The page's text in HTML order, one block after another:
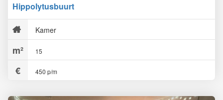
Hippolytusbuurt
Kamer
15
450 p/m